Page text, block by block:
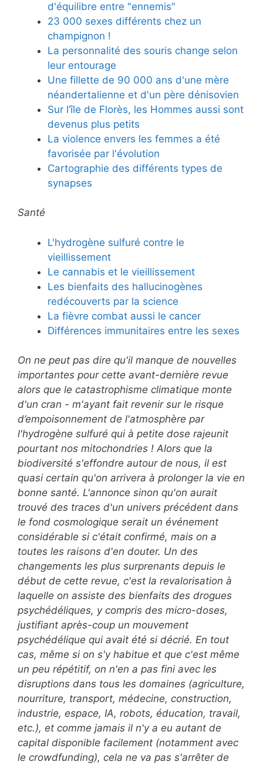
d'équilibre entre "ennemis"
23 000 sexes différents chez un
champignon !
La personnalité des souris change selon
leur entourage
Une fillette de 90 000 ans d'une mère
néandertalienne et d'un père dénisovien
Sur l’île de Florès, les Hommes aussi sont
devenus plus petits
La violence envers les femmes a été
favorisée par l'évolution
Cartographie des différents types de
synapses
Santé
L'hydrogène sulfuré contre le
vieillissement
Le cannabis et le vieillissement
Les bienfaits des hallucinogènes
redécouverts par la science
La fièvre combat aussi le cancer
Différences immunitaires entre les sexes
On ne peut pas dire qu'il manque de nouvelles
importantes pour cette avant-dernière revue
alors que le catastrophisme climatique monte
d'un cran - m'ayant fait revenir sur le risque
d’empoisonnement de l'atmosphère par
l'hydrogène sulfuré qui à petite dose rajeunit
pourtant nos mitochondries ! Alors que la
biodiversité s'effondre autour de nous, il est
quasi certain qu'on arrivera à prolonger la vie en
bonne santé. L'annonce sinon qu'on aurait
trouvé des traces d'un univers précédent dans
le fond cosmologique serait un événement
considérable si c'était confirmé, mais on a
toutes les raisons d'en douter. Un des
changements les plus surprenants depuis le
début de cette revue, c'est la revalorisation à
laquelle on assiste des bienfaits des drogues
psychédéliques, y compris des micro-doses,
justifiant après-coup un mouvement
psychédélique qui avait été si décrié. En tout
cas, même si on s'y habitue et que c'est même
un peu répétitif, on n'en a pas fini avec les
disruptions dans tous les domaines (agriculture,
nourriture, transport, médecine, construction,
industrie, espace, IA, robots, éducation, travail,
etc.), et comme jamais il n'y a eu autant de
capital disponible facilement (notamment avec
le crowdfunding), cela ne va pas s'arrêter de